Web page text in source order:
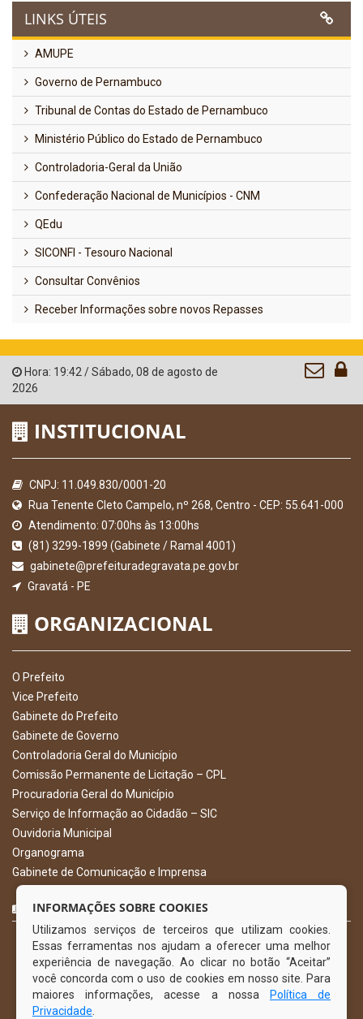
LINKS ÚTEIS
AMUPE
Governo de Pernambuco
Tribunal de Contas do Estado de Pernambuco
Ministério Público do Estado de Pernambuco
Controladoria-Geral da União
Confederação Nacional de Municípios - CNM
QEdu
SICONFI - Tesouro Nacional
Consultar Convênios
Receber Informações sobre novos Repasses
Hora: 19:42 /Sábado, 08 de agosto de
2026
INSTITUCIONAL
CNPJ: 11.049.830/0001-20
Rua Tenente Cleto Campelo, nº 268, Centro - CEP: 55.641-000
Atendimento: 07:00hs às 13:00hs
(81) 3299-1899 (Gabinete / Ramal 4001)
gabinete@prefeituradegravata.pe.gov.br
Gravatá - PE
ORGANIZACIONAL
O Prefeito
Vice Prefeito
Gabinete do Prefeito
Gabinete de Governo
Controladoria Geral do Município
Comissão Permanente de Licitação – CPL
Procuradoria Geral do Município
Serviço de Informação ao Cidadão – SIC
Ouvidoria Municipal
Organograma
Gabinete de Comunicação e Imprensa
CURTA NOSSA FAN PAGE
INFORMAÇÕES SOBRE COOKIES
Utilizamos serviços de terceiros que utilizam cookies.
Essas ferramentas nos ajudam a oferecer uma melhor
experiência de navegação. Ao clicar no botão “Aceitar”
você concorda com o uso de cookies em nosso site. Para
maiores informações, acesse a nossa
Política de
Privacidade